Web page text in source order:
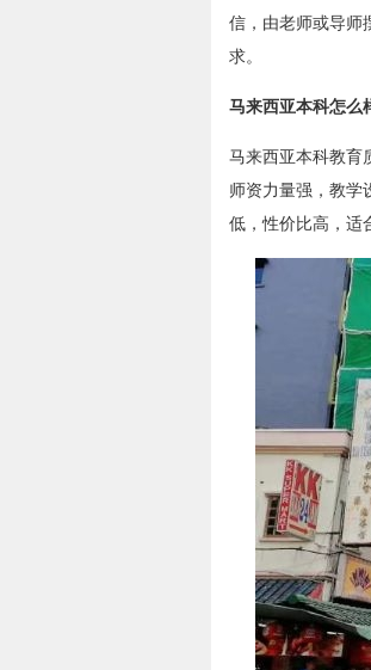
信，由老师或导师
求。
马来西亚本科怎么
马来西亚本科教育
师资力量强，教学
低，性价比高，适